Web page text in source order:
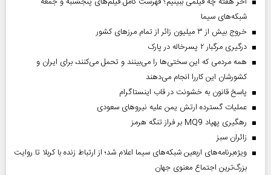
شبکه‌های سیما
خروج بیش از ۳ میلیون زائر از تمام مرز‌های کشور
درگیری مرگبار ۲ پسرخاله در پارک
همه مردمی که این سختی‌ها را می‌بینند و تحمل می‌کنند، برای ایران و
کشورشان این کاررا انجام می‌دهند
پاسخ قانون به خشونت در قاب اینستاگرام
عملیات گسترده ارتش یمن علیه نیروهای سعودی
رهگیری پهپاد MQ9 بر فراز تنگه هرمز
‌زائران سبز
ویژه‌برنامه‌های اربعین شبکه‌های سیما اعلام شد؛ از ارتباط زنده با کربلا تا روایت
بزرگ‌ترین اجتماع معنوی جهان